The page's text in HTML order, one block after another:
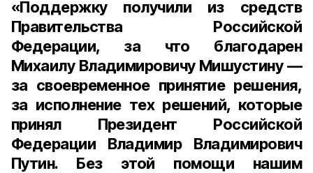
«Поддержку получили из средств
Правительства Российской
Федерации, за что благодарен
Михаилу Владимировичу Мишустину —
за своевременное принятие решения,
за исполнение тех решений, которые
принял Президент Российской
Федерации Владимир Владимирович
Путин. Без этой помощи нашим